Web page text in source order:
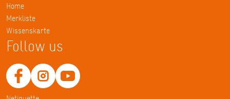
Home
Merkliste
Wissenskarte
Follow us